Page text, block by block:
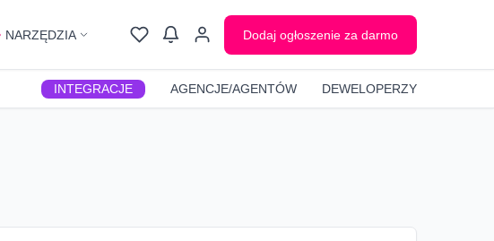
NARZĘDZIA Dodaj ogłoszenie za darmo
INTEGRACJE AGENCJE/AGENTÓW DEWELOPERZY